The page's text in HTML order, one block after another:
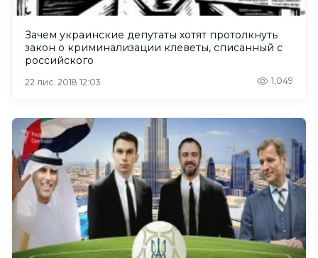
Зачем украинские депутаты хотят протолкнуть
закон о криминализации клеветы, списанный с
российского
22 лис. 2018 12:03 1,049